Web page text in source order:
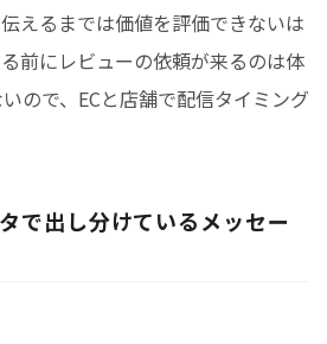
えるまでは価値を評価できないは
前にレビューの依頼が来るのは体
ので、ECと店舗で配信タイミング
で出し分けているメッセー